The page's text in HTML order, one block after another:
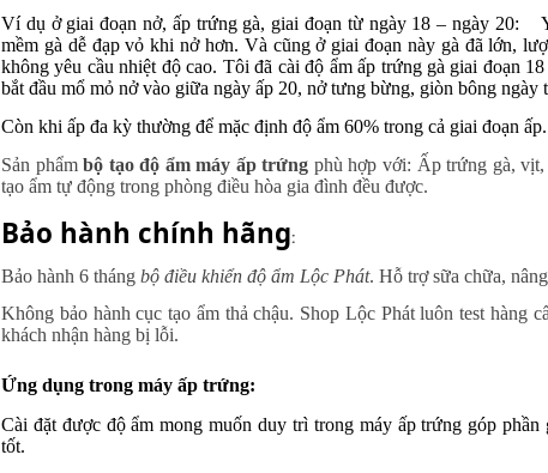
Ví dụ ở giai đoạn nở, ấp trứng gà, giai đoạn từ ngày 18 – ngày 20:
mềm gà dễ đạp vỏ khi nở hơn. Và cũng ở giai đoạn này gà đã lớn,
không yêu cầu nhiệt độ cao. Tôi đã cài độ ẩm ấp trứng gà giai đoạn
bắt đầu mổ mỏ nở vào giữa ngày ấp 20, nở tưng bừng, giòn bông ngày
Còn khi ấp đa kỳ thường để mặc định độ ẩm 60% trong cả giai đoạn ấp.
Sản phẩmbộ tạo độ ẩm máy ấp trứng phù hợp với: Ấp trứng gà,
tạo ẩm tự động trong phòng điều hòa gia đình đều được.
Bảo hành chính hãng:
Bảo hành 6 tháng bộ điều khiển độ ẩm Lộc Phát. Hỗ trợ sữa chữa,
Không bảo hành cục tạo ẩm thả chậu. Shop Lộc Phát luôn test
khách nhận hàng bị lỗi.
Ứng dụng trong máy ấp trứng:
Cài đặt được độ ẩm mong muốn duy trì trong máy ấp trứng góp
tốt.